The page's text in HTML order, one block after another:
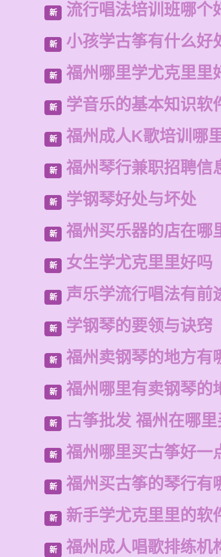
新 流行唱法培训班哪个
新 小孩学古筝有什么好
新 福州哪里学尤克里里
新 学音乐的基本知识软
新 福州成人K歌培训哪
新 福州琴行兼职招聘信
新 学钢琴好处与坏处
新 福州买乐器的店在哪
新 女生学尤克里里好吗
新 声乐学流行唱法有前
新 学钢琴的要领与诀窍
新 福州卖钢琴的地方有
新 福州哪里有卖钢琴的
新 古筝批发 福州在哪
新 福州哪里买古筝好一
新 福州买古筝的琴行有
新 新手学尤克里里的软
新 福州成人唱歌排练机